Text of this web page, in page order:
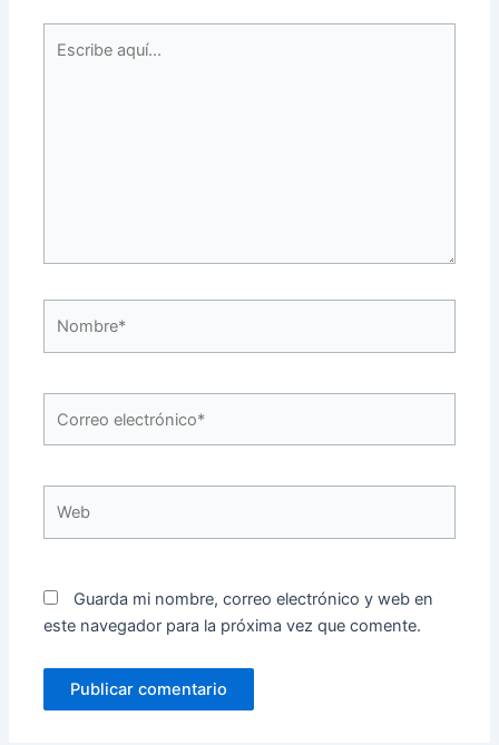
electrónico*
Guarda mi nombre, correo electrónico y web en
este navegador para la próxima vez que comente.